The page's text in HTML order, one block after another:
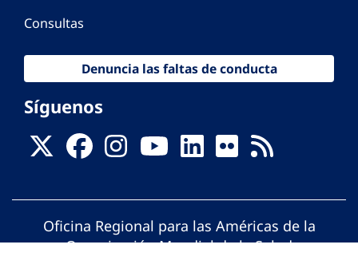
Consultas
Denuncia las faltas de conducta
Síguenos
Oficina Regional para las Américas de la
Organización Mundial de la Salud